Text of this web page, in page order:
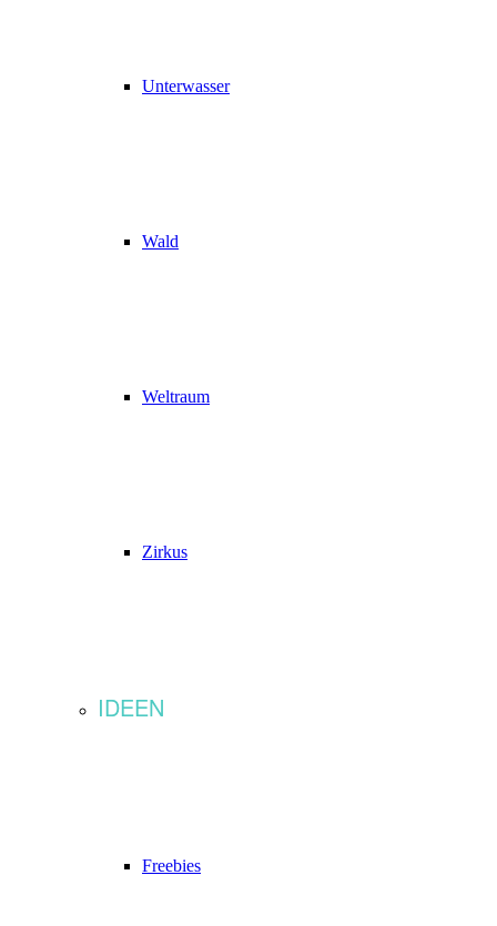
Unterwasser
Wald
Weltraum
Zirkus
IDEEN
Freebies